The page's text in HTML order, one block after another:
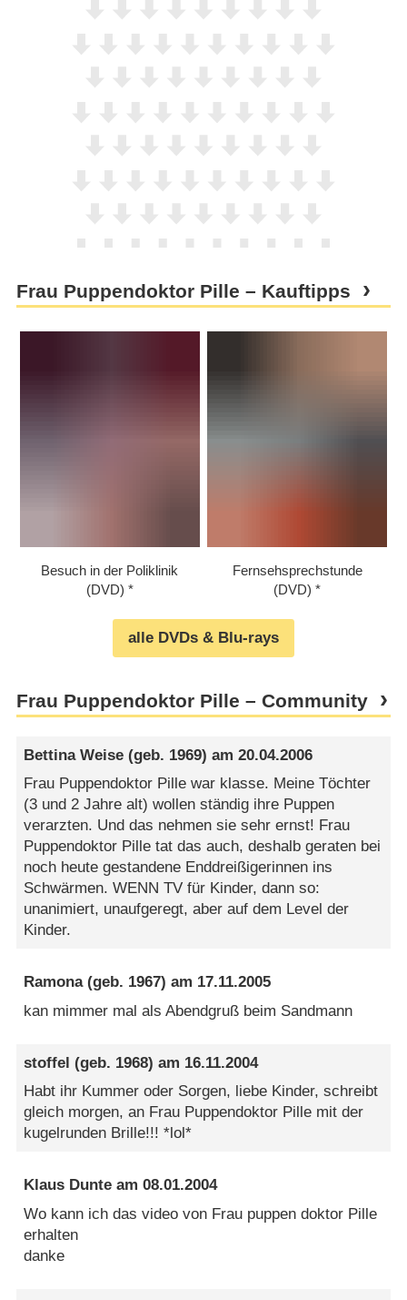
Frau Puppendoktor Pille – Kauftipps
Besuch in der Poliklinik
(DVD)
Fernsehsprechstunde
(DVD)
alle DVDs & Blu-rays
Frau Puppendoktor Pille – Community
Bettina Weise (geb. 1969) am20.04.2006
Frau Puppendoktor Pille war klasse. Meine Töchter
(3 und 2 Jahre alt) wollen ständig ihre Puppen
verarzten. Und das nehmen sie sehr ernst! Frau
Puppendoktor Pille tat das auch, deshalb geraten bei
noch heute gestandene Enddreißigerinnen ins
Schwärmen. WENN TV für Kinder, dann so:
unanimiert, unaufgeregt, aber auf dem Level der
Kinder.
Ramona(geb. 1967) am 17.11.2005
kan mimmer mal als Abendgruß beim Sandmann
stoffel (geb. 1968) am 16.11.2004
Habt ihr Kummer oder Sorgen, liebe Kinder, schreibt
gleich morgen, an Frau Puppendoktor Pille mit der
kugelrunden Brille!!! *lol*
Klaus Dunte am08.01.2004
Wo kann ich das video von Frau puppen doktor Pille
erhalten
danke